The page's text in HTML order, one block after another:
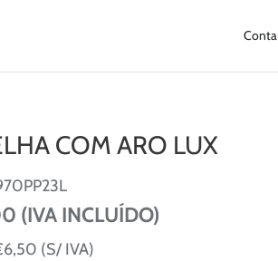
Conta
COM ARO LUX
(IVA INCLUÍDO)
(S/ IVA)